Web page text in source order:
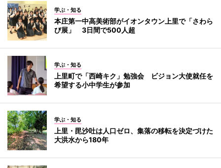
学ぶ・知る
本庄第一中高美術部がイオンタウン上里で「さわら
び展」 3日間で500人超
学ぶ・知る
上里町で「西崎キク」勉強会 ビジョン大使就任を
希望する小中学生が参加
学ぶ・知る
上里・毘沙吐は人口ゼロ、集落の移転を決定づけた
大洪水から180年